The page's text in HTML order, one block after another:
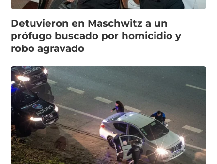
Detuvieron en Maschwitz a un
prófugo buscado por homicidio y
robo agravado